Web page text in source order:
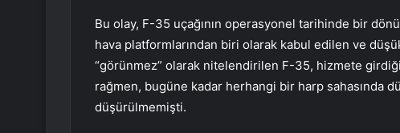
Bu olay, F-35 uçağının operasyonel tarihinde bir
hava platformlarından biri olarak kabul edilen ve
“görünmez” olarak nitelendirilen F-35, hizmete
rağmen, bugüne kadar herhangi bir harp sahasında
düşürülmemişti.